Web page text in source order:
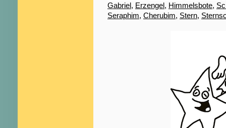
Gabriel, Erzengel, Himmelsbote,
Seraphim, Cherubim, Stern,